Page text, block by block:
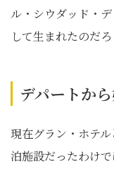
ル・シウダッド・
して生まれたのだろ
デパートか
現在グラン・ホテ
泊施設だったわけで